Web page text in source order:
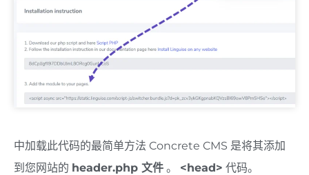
中加载此代码的最简单方法 Concrete CMS 是将其添加
到您网站的 header.php 文件 。 <head> 代码。